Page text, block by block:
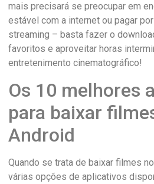
mais precisará se preocupar em
estável com a internet ou pagar
streaming – basta fazer o
favoritos e aproveitar horas
entretenimento cinematográfico!
Os 10 melhores
para baixar
Android
Quando se trata de baixar filmes
várias opções de aplicativos